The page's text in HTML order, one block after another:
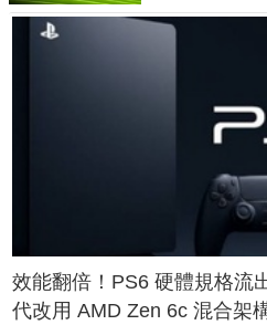
效能翻倍！PS6 硬體規格流
代改用 AMD Zen 6c 混合架